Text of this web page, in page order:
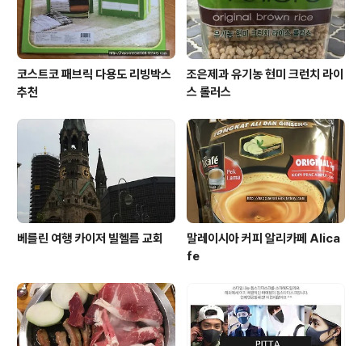
들어 왔어요 "아들~ "치킨시켰..
코스트코 패브릭 다용도 리빙박스
추천
조은제과 유기농 현미 크런치 라이
스 롤러스
베를린 여행 카이저 빌헬름 교회
말레이시아 커피 알리카페 Alica
fe